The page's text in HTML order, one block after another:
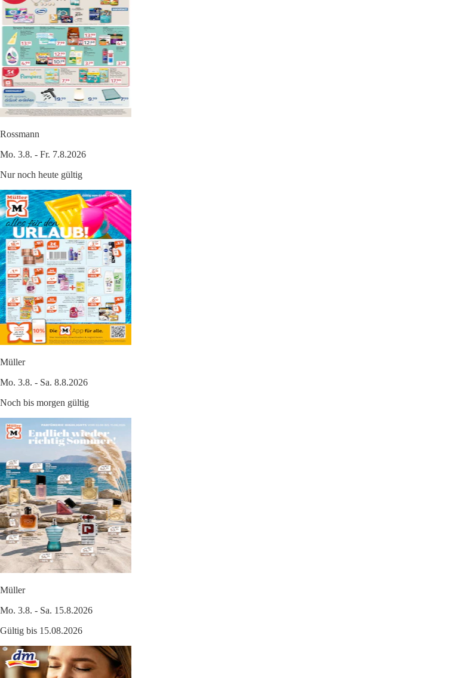
Rossmann
Mo. 3.8. - Fr. 7.8.2026
Nur noch heute gültig
Müller
Mo. 3.8. - Sa. 8.8.2026
Noch bis morgen gültig
Müller
Mo. 3.8. - Sa. 15.8.2026
Gültig bis 15.08.2026